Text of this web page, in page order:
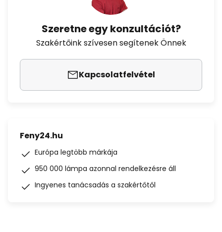
Szeretne egy konzultációt?
Szakértőink szívesen segítenek Önnek
Kapcsolatfelvétel
Feny24.hu
Európa legtöbb márkája
950 000 lámpa azonnal rendelkezésre áll
Ingyenes tanácsadás a szakértőtől